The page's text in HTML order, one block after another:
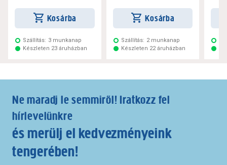
Kosárba
Szállítás: 3 munkanap
Készleten 23 áruházban
Kosárba
Szállítás: 2 munkanap
Készleten 22 áruházban
Ne maradj le semmiről! Iratkozz fel
hírlevelünkre
és merülj el kedvezményeink
tengerében!